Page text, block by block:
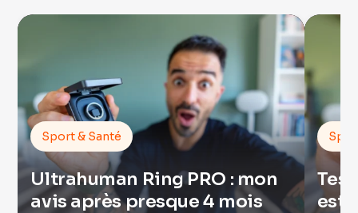
Sport & Santé
Ultrahuman Ring PRO : mon
avis après presque 4 mois
est